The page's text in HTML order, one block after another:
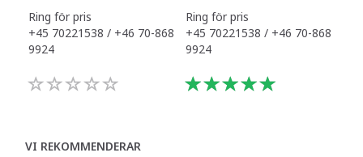
Ring för pris
+45 70221538 / +46 70-868
9924
Ring för pris
+45 70221538 / +46 70-868
9924
VI REKOMMENDERAR